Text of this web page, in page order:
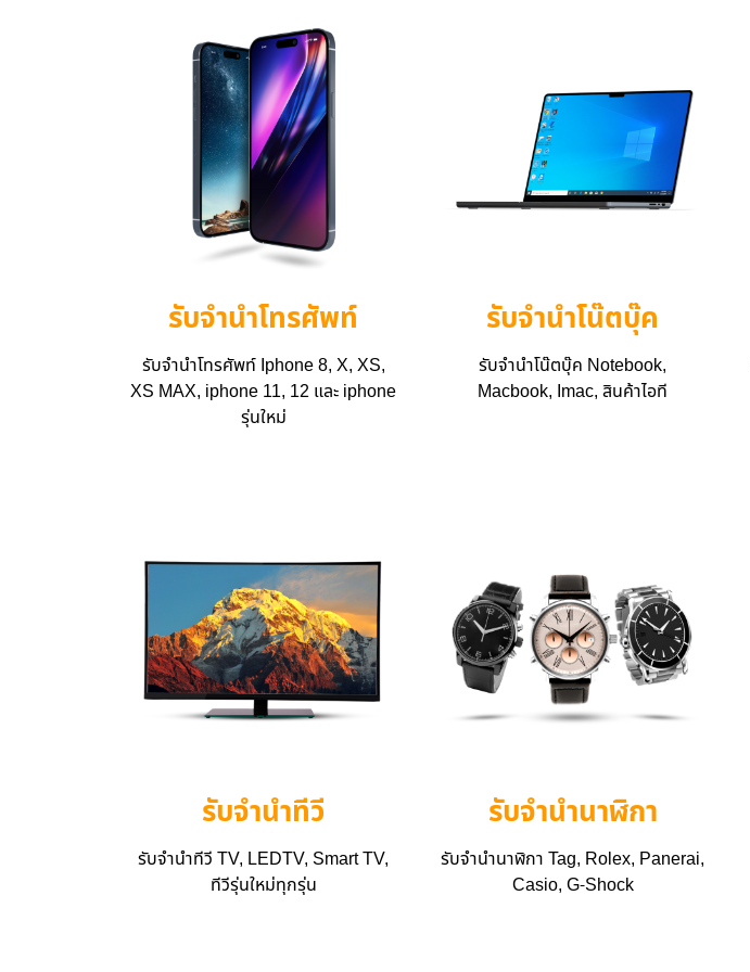
รับจำนำโทรศัพท์
รับจำนำโทรศัพท์ Iphone 8, X, XS,
XS MAX, iphone 11, 12 และ iphone
รุ่นใหม่
รับจำนำโน๊ตบุ๊ค
รับจำนำโน๊ตบุ๊ค Notebook,
Macbook, Imac, สินค้าไอที
รับจำนำทีวี
รับจำนำทีวี TV, LEDTV, Smart TV,
ทีวีรุ่นใหม่ทุกรุ่น
รับจำนำนาฬิกา
รับจำนำนาฬิกา Tag, Rolex, Panerai,
Casio, G-Shock